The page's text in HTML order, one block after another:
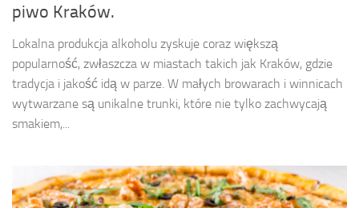
piwo Kraków.
Lokalna produkcja alkoholu zyskuje coraz większą
popularność, zwłaszcza w miastach takich jak Kraków, gdzie
tradycja i jakość idą w parze. W małych browarach i winnicach
wytwarzane są unikalne trunki, które nie tylko zachwycają
smakiem,...